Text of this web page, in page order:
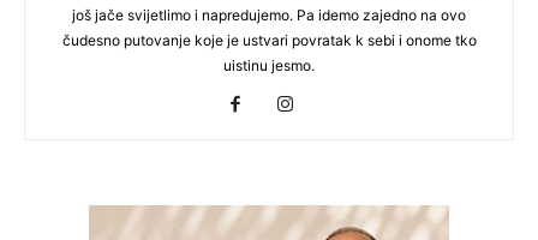
još jače svijetlimo i napredujemo. Pa idemo zajedno na ovo
čudesno putovanje koje je ustvari povratak k sebi i onome tko
uistinu jesmo.